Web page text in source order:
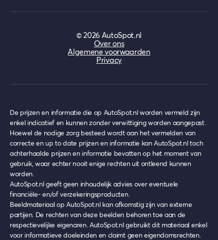
©2026AutoSpot.nl
Over ons
Algemene voorwaarden
Privacy
De prijzen en informatie die op AutoSpot.nl worden vermeld zijn
enkel indicatief en kunnen zonder verwittiging worden aangepast.
Hoewel de nodige zorg besteed wordt aan het vermelden van
correcte en up to date prijzen en informatie kan AutoSpot.nl toch
achterhaalde prijzen en informatie bevatten op het moment van
gebruik, waar echter nooit enige rechten uit ontleend kunnen
worden.
AutoSpot.nl geeft geen inhoudelijk advies over eventuele
financiële- en/of verzekeringsproducten.
Beeldmateriaal op AutoSpot.nl kan afkomstig zijn van externe
partijen. De rechten van deze beelden behoren toe aan de
respectievelijke eigenaren. AutoSpot.nl gebruikt dit materiaal enkel
voor informatieve doeleinden en claimt geen eigendomsrechten.